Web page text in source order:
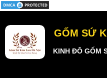
KINH ĐÔ GỐM
GỐM SỨ